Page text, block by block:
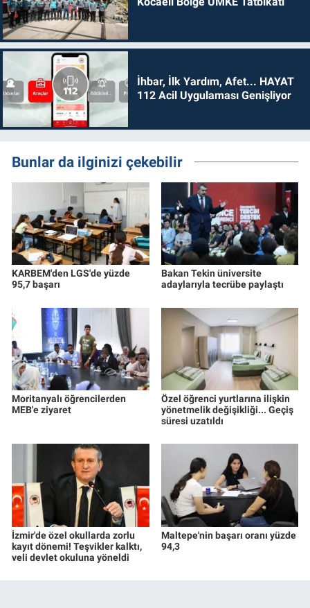
İhbar, İlk Yardım, Afet... HAYAT
112 Acil Uygulaması Genişliyor
Bunlar da ilginizi çekebilir
KARBEM'den LGS'de yüzde
95,7 başarı
Bakan Tekin üniversite
adaylarıyla tecrübe paylaştı
Moritanyalı öğrencilerden
MEB'e ziyaret
Özel öğrenci yurtlarına ilişkin
yönetmelik değişikliği... Geçiş
süresi uzatıldı
İzmir'de özel okullarda zorlu
kayıt dönemi! Teşvikler kalktı,
veli devlet okuluna yöneldi
Maltepe'nin başarı oranı yüzde
94,3